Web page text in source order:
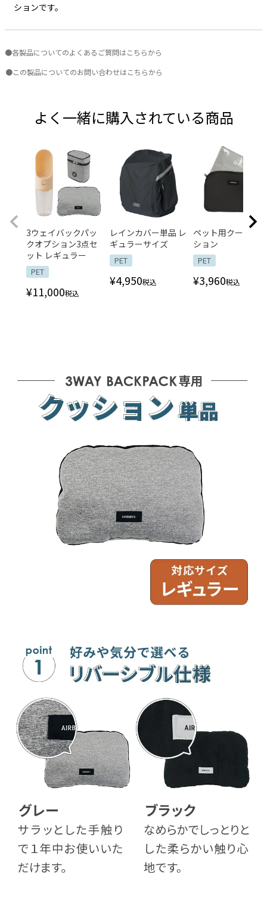
ションです。
●各製品についてのよくあるご質問はこちらから
●この製品についてのお問い合わせはこちらから
よく一緒に購入されている商品
3ウェイバックパッ
クオプション3点セ
ット レギュラー
PET
¥11,000税込
レインカバー単品 レ
ギュラーサイズ
PET
¥4,950税込
ペット用クールク
ション
PET
¥3,960税込